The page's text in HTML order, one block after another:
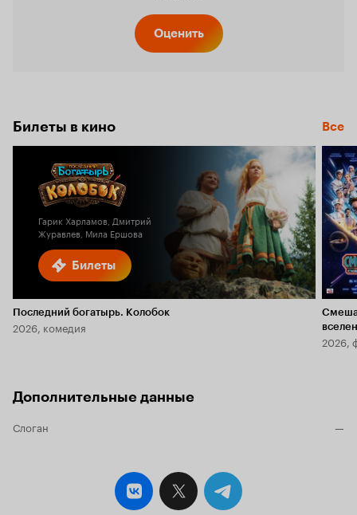
Оценить
Билеты в кино Все
Билеты
Гарик Харламов, Дмитрий
Журавлев, Мила Ершова
Последний богатырь. Колобок
2026, комедия
2026,
Дополнительные данные
Слоган —